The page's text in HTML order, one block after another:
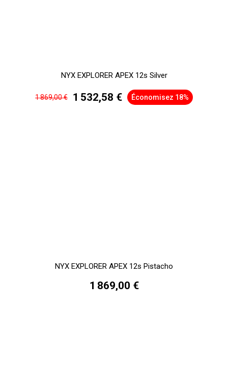
NYX EXPLORER APEX 12s Silver
1 869,00 € 1 532,58 € Économisez 18%
NYX EXPLORER APEX 12s Pistacho
1 869,00 €